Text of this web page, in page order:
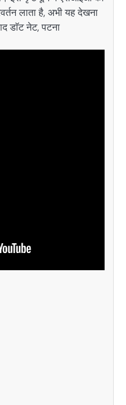
लाता है, अभी यह देखना
डाॅट नेट, पटना